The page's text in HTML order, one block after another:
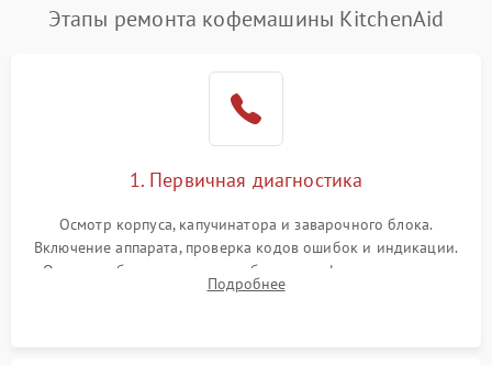
Этапы ремонта кофемашины KitchenAid
1. Первичная диагностика
Осмотр корпуса, капучинатора и заварочного блока.
Включение аппарата, проверка кодов ошибок и индикации.
Оценка работы помпы, термоблока и кофемолки на слух.
Измерение температуры и давления воды для выявления
Подробнее